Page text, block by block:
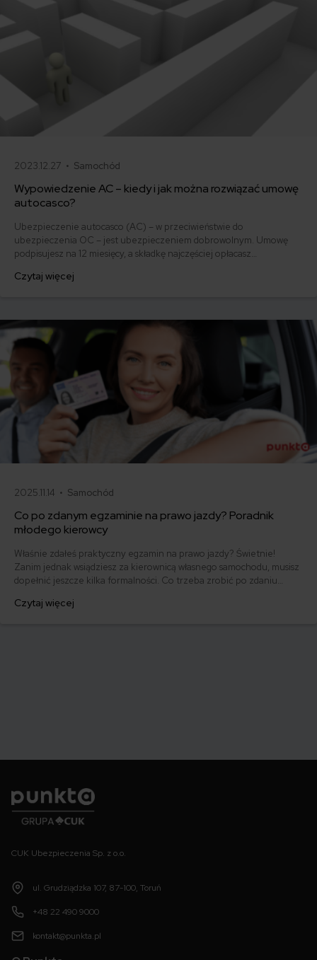
2023.12.27 • Samochód
Wypowiedzenie AC – kiedy i jak można rozwiązać umowę
autocasco?
Ubezpieczenie autocasco (AC) – w przeciwieństwie do
ubezpieczenia OC – jest ubezpieczeniem dobrowolnym. Umowę
podpisujesz na 12 miesięcy, a składkę najczęściej opłacasz
ofertę lub zdecydowałeś się sprzedać samochód w trakcie trwania
Czytaj więcej
2025.11.14 • Samochód
Co po zdanym egzaminie na prawo jazdy? Poradnik
młodego kierowcy
Właśnie zdałeś praktyczny egzamin na prawo jazdy? Świetnie!
Zanim jednak wsiądziesz za kierownicą własnego samochodu, musisz
dopełnić jeszcze kilka formalności. Co trzeba zrobić po zdaniu
którym szybko załatwisz sprawy urzędowe i będziesz mógł prowadzić
Czytaj więcej
CUK Ubezpieczenia Sp. z o.o.
ul. Grudziądzka 107, 87-100, Toruń
+48 22 490 9000
kontakt@punkta.pl